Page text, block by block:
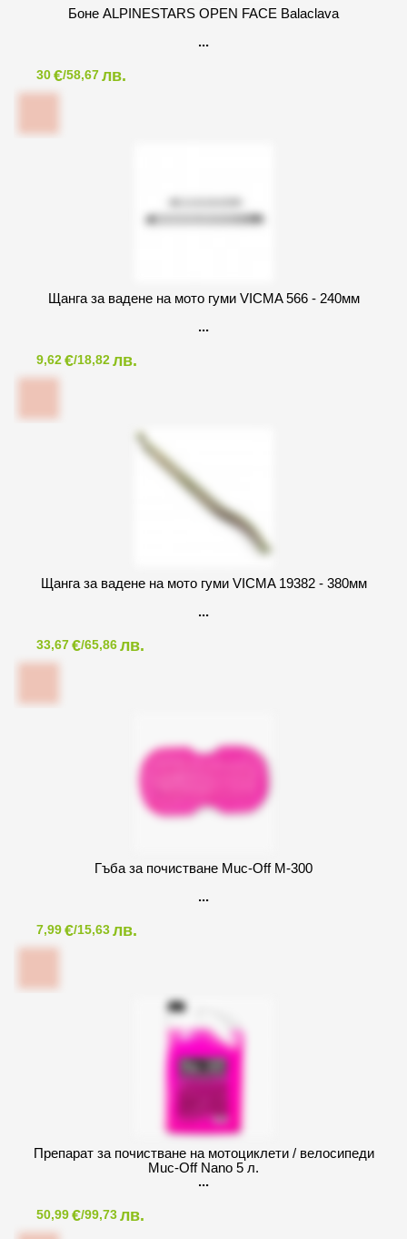
Боне ALPINESTARS OPEN FACE Balaclava
30€/58,67лв.
Щанга за вадене на мото гуми VICMA 566 - 240мм
9,62€/18,82лв.
Щанга за вадене на мото гуми VICMA 19382 - 380мм
33,67€/65,86лв.
Гъба за почистване Muc-Off M-300
7,99€/15,63лв.
Препарат за почистване на мотоциклети / велосипеди
Muc-Off Nano 5 л.
50,99€/99,73лв.